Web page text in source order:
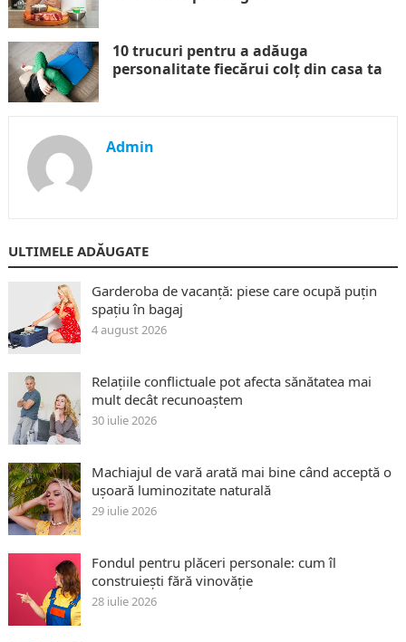
10 trucuri pentru a adăuga
personalitate fiecărui colț din casa ta
Admin
ULTIMELE ADĂUGATE
Garderoba de vacanță: piese care ocupă puțin
spațiu în bagaj
4 august 2026
Relațiile conflictuale pot afecta sănătatea mai
mult decât recunoaștem
30 iulie 2026
Machiajul de vară arată mai bine când acceptă o
ușoară luminozitate naturală
29 iulie 2026
Fondul pentru plăceri personale: cum îl
construiești fără vinovăție
28 iulie 2026